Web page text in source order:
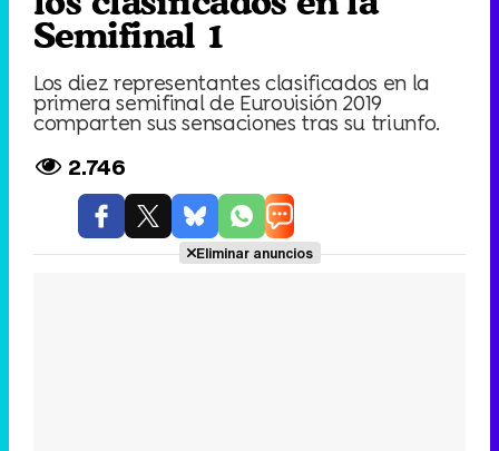
Semifinal 1
Los diez representantes clasificados en la
primera semifinal de Eurovisión 2019
comparten sus sensaciones tras su triunfo.
2.746
Eliminar anuncios